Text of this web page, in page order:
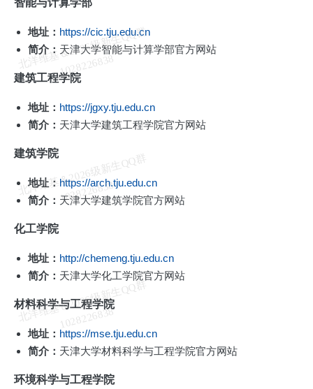
智能与计算学部
地址： https://cic.tju.edu.cn
简介： 天津大学智能与计算学部官方网站
建筑工程学院
地址： https://jgxy.tju.edu.cn
简介： 天津大学建筑工程学院官方网站
建筑学院
地址： https://arch.tju.edu.cn
简介： 天津大学建筑学院官方网站
化工学院
地址： http://chemeng.tju.edu.cn
简介： 天津大学化工学院官方网站
材料科学与工程学院
地址： https://mse.tju.edu.cn
简介： 天津大学材料科学与工程学院官方网站
环境科学与工程学院
北
洋
维
基
＆
2
0
2
6
级
新
生
Q
Q
群
1
0
2
8
2
2
6
8
3
8
北
洋
维
基
＆
2
0
2
6
级
新
生
Q
Q
群
1
0
2
8
2
2
6
8
3
8
北
洋
维
基
＆
2
0
2
6
级
新
生
Q
Q
群
1
0
2
8
2
2
6
8
3
8